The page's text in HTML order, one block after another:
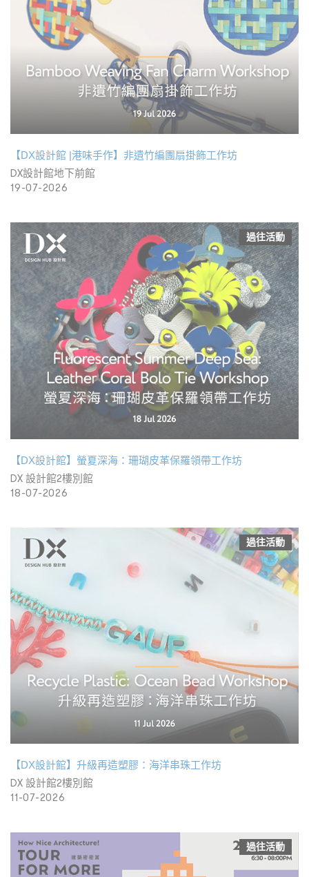
【DX設計館 |港味手作】非遺竹編團扇掛飾工作坊
DX設計館地下前館
19-07-2026
過往活動
【DX設計館】螢夏深海：珊瑚皮革保羅領帶工作坊
DX 設計館2樓別館
18-07-2026
過往活動
【DX設計館】升級再造塑膠：海洋串珠工作坊
DX 設計館2樓別館
11-07-2026
過往活動